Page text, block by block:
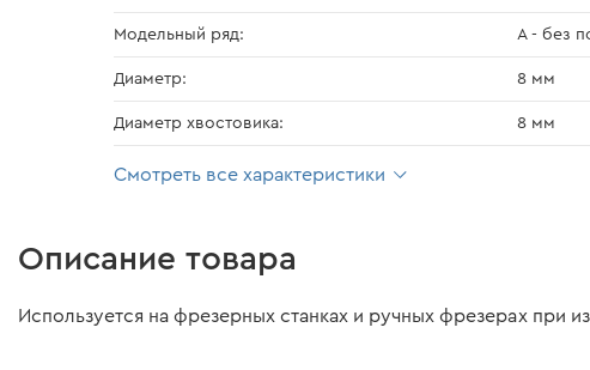
Модельный ряд: А - без
Диаметр: 8 мм
Диаметр хвостовика: 8 мм
Смотреть все характеристики
Описание товара
Используется на фрезерных станках и ручных фрезерах при